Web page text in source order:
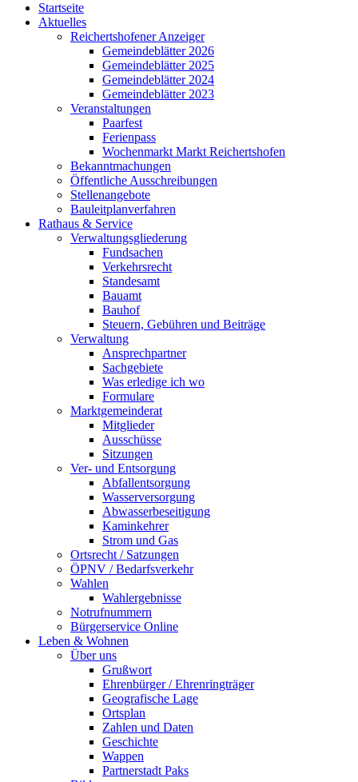
Startseite
Aktuelles
Reichertshofener Anzeiger
Gemeindeblätter 2026
Gemeindeblätter 2025
Gemeindeblätter 2024
Gemeindeblätter 2023
Veranstaltungen
Paarfest
Ferienpass
Wochenmarkt Markt Reichertshofen
Bekanntmachungen
Öffentliche Ausschreibungen
Stellenangebote
Bauleitplanverfahren
Rathaus & Service
Verwaltungsgliederung
Fundsachen
Verkehrsrecht
Standesamt
Bauamt
Bauhof
Steuern, Gebühren und Beiträge
Verwaltung
Ansprechpartner
Sachgebiete
Was erledige ich wo
Formulare
Marktgemeinderat
Mitglieder
Ausschüsse
Sitzungen
Ver- und Entsorgung
Abfallentsorgung
Wasserversorgung
Abwasserbeseitigung
Kaminkehrer
Strom und Gas
Ortsrecht / Satzungen
ÖPNV / Bedarfsverkehr
Wahlen
Wahlergebnisse
Notrufnummern
Bürgerservice Online
Leben & Wohnen
Über uns
Grußwort
Ehrenbürger / Ehrenringträger
Geografische Lage
Ortsplan
Zahlen und Daten
Geschichte
Wappen
Partnerstadt Paks